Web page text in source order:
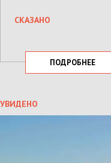
СКАЗАНО
ПОДРОБНЕЕ
УВИДЕНО